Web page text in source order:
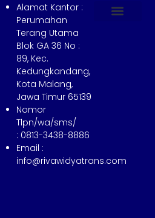
Alamat Kantor :
Perumahan
Terang Utama
Blok GA 36 No :
89, Kec.
Kedungkandang,
Kota Malang,
Jawa Timur 65139
Nomor
Tlpn/wa/sms/
: 0813-3438-8886
Email :
info@rivawidyatrans.com